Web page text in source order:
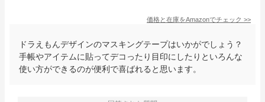
価格と在庫をAmazonでチェック >>
ドラえもんデザインのマスキングテープはいかがでしょう？
手帳やアイテムに貼ってデコったり目印にしたりといろんな
使い方ができるのが便利で喜ばれると思います。